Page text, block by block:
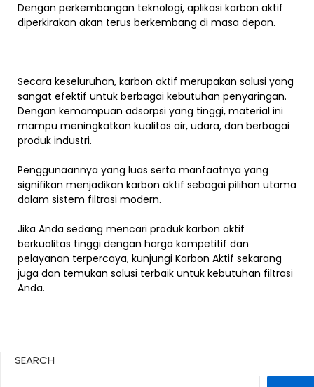
Dengan perkembangan teknologi, aplikasi karbon aktif
diperkirakan akan terus berkembang di masa depan.
Secara keseluruhan, karbon aktif merupakan solusi yang
sangat efektif untuk berbagai kebutuhan penyaringan.
Dengan kemampuan adsorpsi yang tinggi, material ini
mampu meningkatkan kualitas air, udara, dan berbagai
produk industri.
Penggunaannya yang luas serta manfaatnya yang
signifikan menjadikan karbon aktif sebagai pilihan utama
dalam sistem filtrasi modern.
Jika Anda sedang mencari produk karbon aktif
berkualitas tinggi dengan harga kompetitif dan
pelayanan terpercaya, kunjungi Karbon Aktif sekarang
juga dan temukan solusi terbaik untuk kebutuhan filtrasi
Anda.
SEARCH